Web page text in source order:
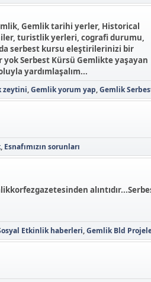
Gemlik tarihi yerler, Historical
turistlik yerleri, cografi durumu,
serbest kursu eleştirilerinizi bir
yok Serbest Kürsü Gemlikte yaşayan
yardımlaşalım...
zeytini Gemlik yorum yap Gemlik
Esnafımızın sorunları
Etkinlik haberleri Gemlik Bld